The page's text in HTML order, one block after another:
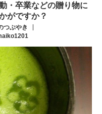
・卒業などの贈り物に
がですか？
つぶやき